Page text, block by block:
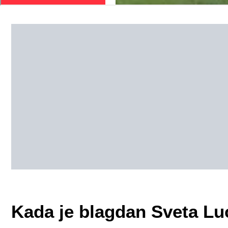
Kada je blagdan Sveta